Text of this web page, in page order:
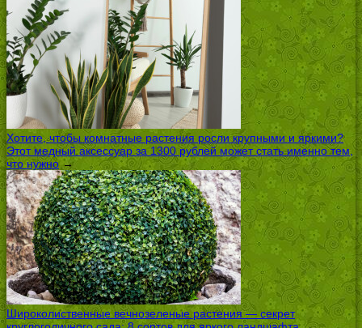
Хотите, чтобы комнатные растения росли крупными и яркими?
Этот медный аксессуар за 1300 рублей может стать именно тем,
что нужно →
Широколиственные вечнозеленые растения — секрет